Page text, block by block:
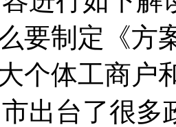
要制定《方
个体工商户
出台了很